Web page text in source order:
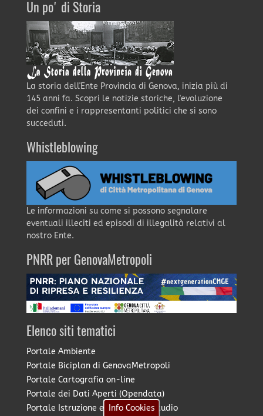
Un po' di Storia
La storia dell'Ente Provincia di Genova, inizia più di
145 anni fa. Scopri le notizie storiche, l'evoluzione
dei confini e i rappresentanti politici che si sono
succeduti.
Whistleblowing
Le informazioni su come si possono segnalare
eventuali illeciti ed episodi di illegalità relativi al
nostro Ente.
PNRR per GenovaMetropoli
Elenco siti tematici
Portale Ambiente
Portale Biciplan di GenovaMetropoli
Portale Cartografia on-line
Portale dei Dati Aperti (Opendata)
Portale Istruzione e Diritto allo Studio
Info Cookies